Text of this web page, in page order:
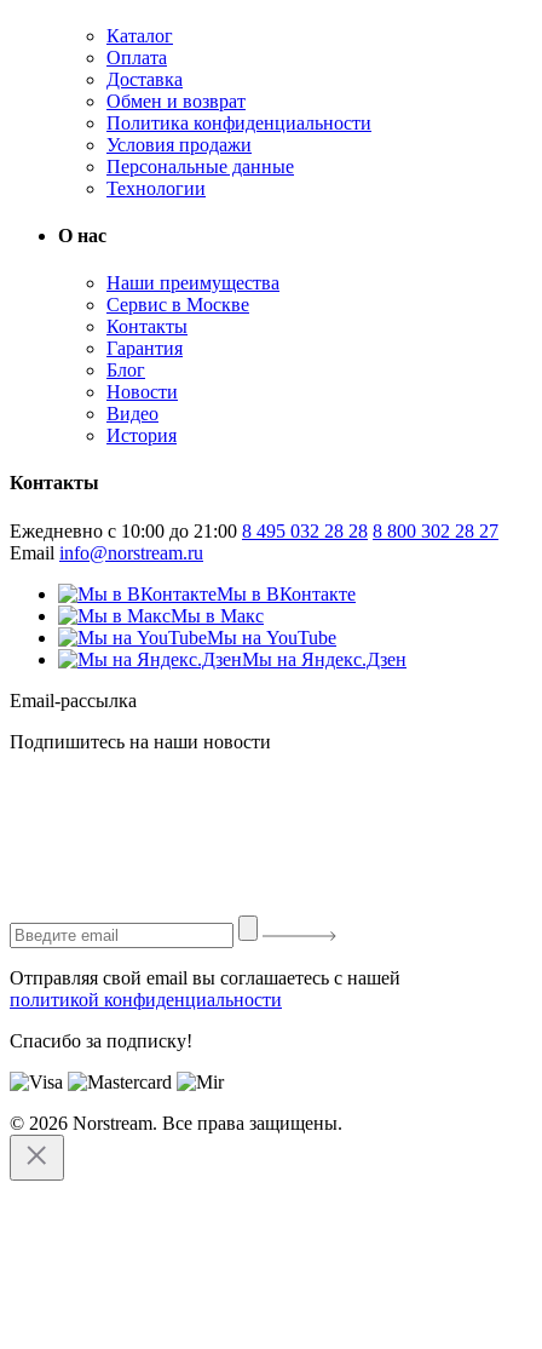
Каталог
Оплата
Доставка
Обмен и возврат
Политика конфиденциальности
Условия продажи
Персональные данные
Технологии
О нас
Наши преимущества
Сервис в Москве
Контакты
Гарантия
Блог
Новости
Видео
История
Контакты
Ежедневно с 10:00 до 21:00 8 495 032 28 28 8 800 302 28 27
Email info@norstream.ru
Мы в ВКонтакте
Мы в Макс
Мы на YouTube
Мы на Яндекс.Дзен
Email-рассылка
Подпишитесь на наши новости
Отправляя свой email вы соглашаетесь с нашей
политикой конфиденциальности
Спасибо за подписку!
© 2026 Norstream. Все права защищены.